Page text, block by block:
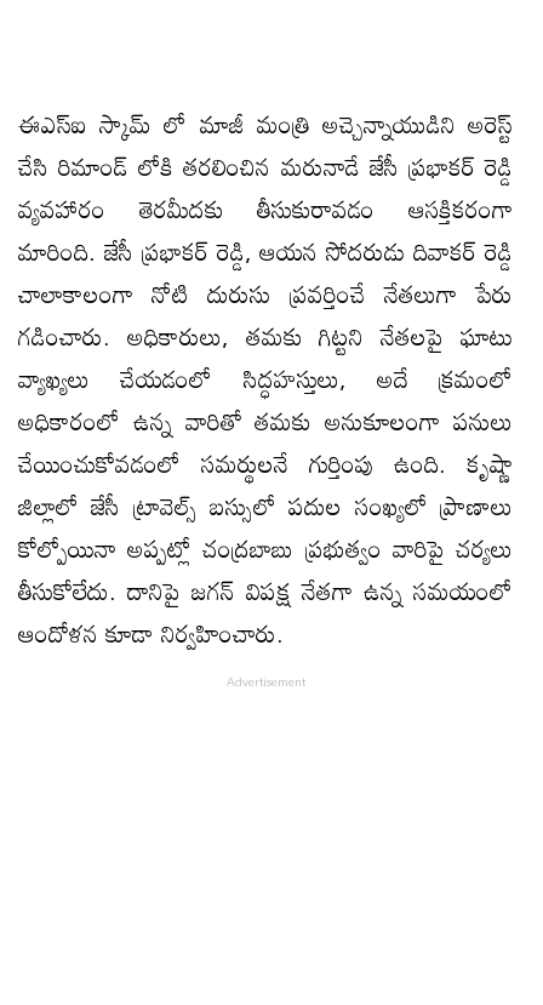
ఈఎస్ఐ స్కామ్ లో మాజీ మంత్రి అచ్చెన్నాయుడిని అరెస్ట్
చేసి రిమాండ్ లోకి తరలించిన మరునాడే జేసీ ప్రభాకర్ రెడ్డి
వ్యవహారం తెరమీదకు తీసుకురావడం ఆసక్తికరంగా
మారింది. జేసీ ప్రభాకర్ రెడ్డి, ఆయన సోదరుడు దివాకర్ రెడ్డి
చాలాకాలంగా నోటి దురుసు ప్రవర్తించే నేతలుగా పేరు
గడించారు. అధికారులు, తమకు గిట్టని నేతలపై ఘాటు
వ్యాఖ్యలు చేయడంలో సిద్ధహస్తులు, అదే క్రమంలో
అధికారంలో ఉన్న వారితో తమకు అనుకూలంగా పనులు
చేయించుకోవడంలో సమర్థులనే గుర్తింపు ఉంది. కృష్ణా
జిల్లాలో జేసీ ట్రావెల్స్ బస్సులో పదుల సంఖ్యలో ప్రాణాలు
కోల్పోయినా అప్పట్లో చంద్రబాబు ప్రభుత్వం వారిపై చర్యలు
తీసుకోలేదు. దానిపై జగన్ విపక్ష నేతగా ఉన్న సమయంలో
ఆందోళన కూడా నిర్వహించారు.